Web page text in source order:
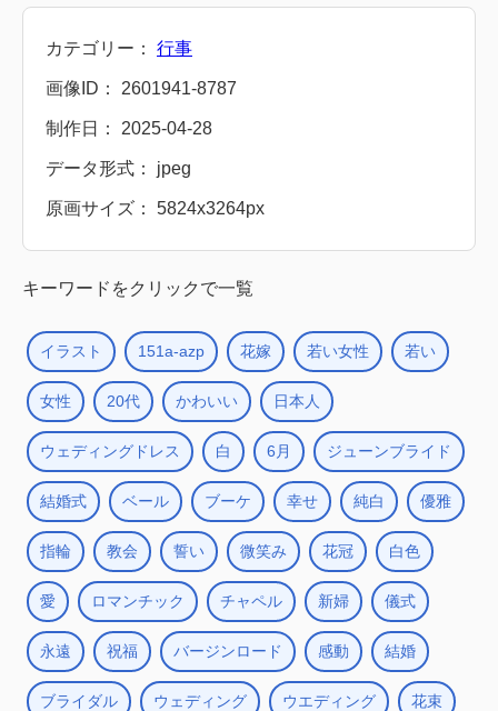
カテゴリー： 行事
画像ID： 2601941-8787
制作日： 2025-04-28
データ形式： jpeg
原画サイズ： 5824x3264px
キーワードをクリックで一覧
イラスト 151a-azp 花嫁 若い女性 若い
女性 20代 かわいい 日本人
ウェディングドレス 白 6月 ジューンブライド
結婚式 ベール ブーケ 幸せ 純白 優雅
指輪 教会 誓い 微笑み 花冠 白色
愛 ロマンチック チャペル 新婦 儀式
永遠 祝福 バージンロード 感動 結婚
ブライダル ウェディング ウエディング 花束